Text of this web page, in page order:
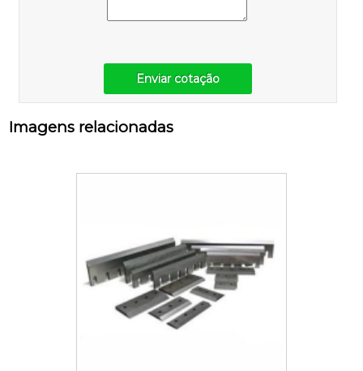
Enviar cotação
Imagens relacionadas